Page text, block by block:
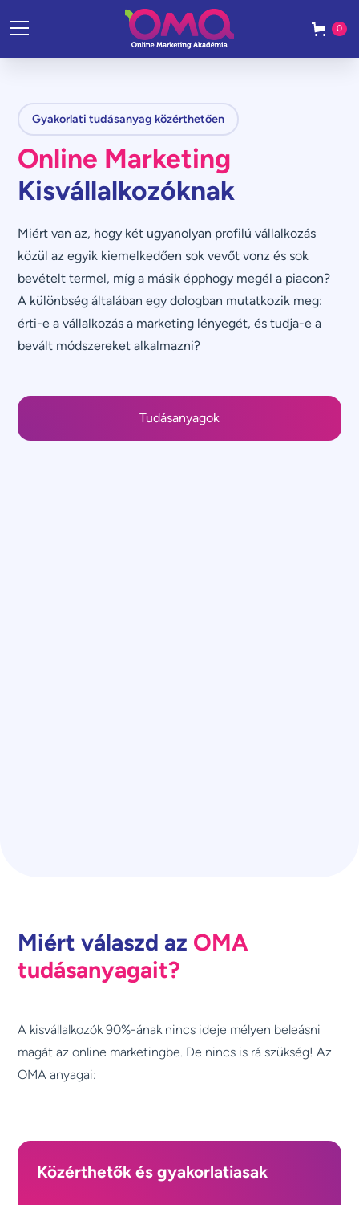
0
Gyakorlati tudásanyag közérthetően
Online Marketing
Kisvállalkozóknak
Miért van az, hogy két ugyanolyan profilú vállalkozás
közül az egyik kiemelkedően sok vevőt vonz és sok
bevételt termel, míg a másik épphogy megél a piacon?
A különbség általában egy dologban mutatkozik meg:
érti-e a vállalkozás a marketing lényegét, és tudja-e a
bevált módszereket alkalmazni?
Tudásanyagok
Miért válaszd az OMA
tudásanyagait?
A kisvállalkozók 90%-ának nincs ideje mélyen beleásni
magát az online marketingbe. De nincs is rá szükség! Az
OMA anyagai:
Közérthetők és gyakorlatiasak